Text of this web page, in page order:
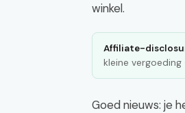
winkel.
Affiliate-
kleine
Goed nieuws: je